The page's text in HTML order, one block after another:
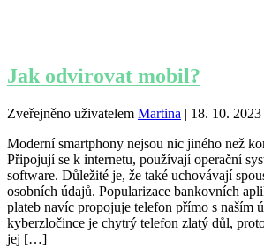
Jak odvirovat mobil?
Zveřejněno uživatelem Martina | 18. 10. 2023
Moderní smartphony nejsou nic jiného než
Připojují se k internetu, používají operační
software. Důležité je, že také uchovávají
osobních údajů. Popularizace bankovních
plateb navíc propojuje telefon přímo s naším
kyberzločince je chytrý telefon zlatý důl,
jej […]